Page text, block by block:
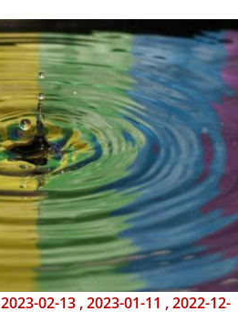
2023-02-13 ,2023-01-11 ,2022-12-